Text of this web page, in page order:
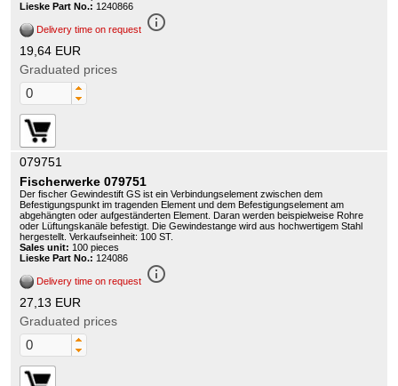
Lieske Part No.: 1240866
Delivery time on request info_outline
19,64 EUR
Graduated prices
079751
Fischerwerke 079751
Der fischer Gewindestift GS ist ein Verbindungselement zwischen dem
Befestigungspunkt im tragenden Element und dem Befestigungselement am
abgehängten oder aufgeständerten Element. Daran werden beispielweise Rohre
oder Lüftungskanäle befestigt. Die Gewindestange wird aus hochwertigem Stahl
hergestellt. Verkaufseinheit: 100 ST.
Sales unit: 100 pieces
Lieske Part No.: 124086
Delivery time on request info_outline
27,13 EUR
Graduated prices